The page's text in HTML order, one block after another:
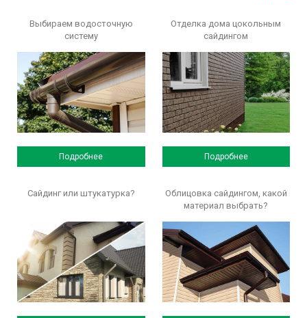
Выбираем водосточную
систему
Подробнее
Отделка дома цокольным
сайдингом
Подробнее
Сайдинг или штукатурка?
Облицовка сайдингом, какой
материал выбрать?